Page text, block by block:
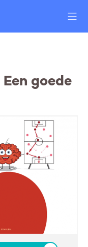
goede